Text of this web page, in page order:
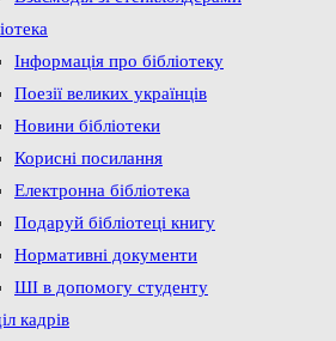
Інформація про бібліотеку
Поезії великих українців
Новини бібліотеки
Корисні посилання
Електронна бібліотека
Подаруй бібліотеці книгу
Нормативні документи
ШІ в допомогу студенту
кадрів